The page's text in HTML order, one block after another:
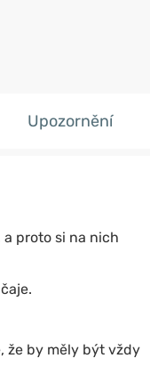
Upozornění
proto si na nich
že by měly být vždy